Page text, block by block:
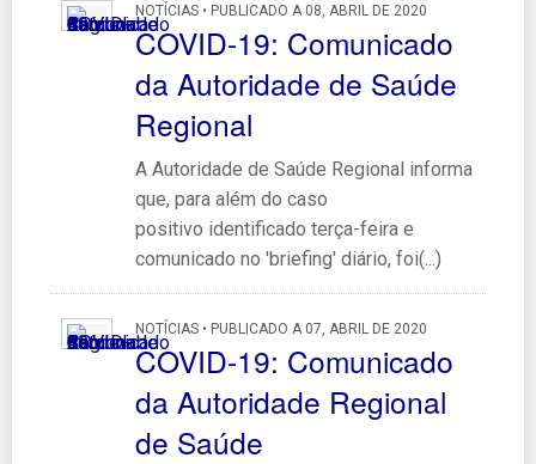
NOTÍCIAS • PUBLICADO A 08, ABRIL DE 2020
COVID-19: Comunicado
da Autoridade de Saúde
Regional
A Autoridade de Saúde Regional informa
que, para além do caso
positivo identificado terça-feira e
comunicado no 'briefing' diário, foi(...)
NOTÍCIAS • PUBLICADO A 07, ABRIL DE 2020
COVID-19: Comunicado
da Autoridade Regional
de Saúde